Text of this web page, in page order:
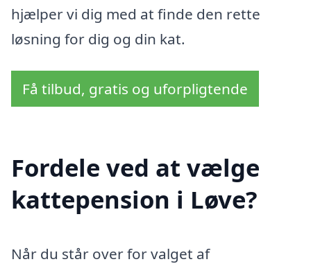
hjælper vi dig med at finde den rette
løsning for dig og din kat.
Få tilbud, gratis og uforpligtende
Fordele ved at vælge
kattepension i Løve?
Når du står over for valget af